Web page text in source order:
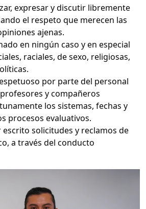
expresar y discutir libremente
el respeto que merecen las
ajenas.
en ningún caso y en especial
raciales, de sexo, religiosas,
por parte del personal
y compañeros
los sistemas, fechas y
procesos evaluativos.
solicitudes y reclamos de
a través del conducto